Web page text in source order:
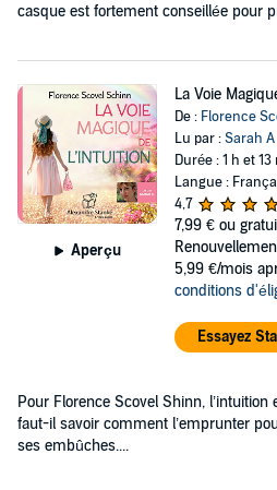
casque est fortement conseillée pour
Aperçu
La Voie
De : Florence
Lu par :Sarah A
Durée : 1 h et
Langue :
4,7
7,99 € ou
5,99 €/mois
conditions
Essayez
Pour Florence Scovel Shinn,
faut-il savoir comment l’emprunter
ses embûches....